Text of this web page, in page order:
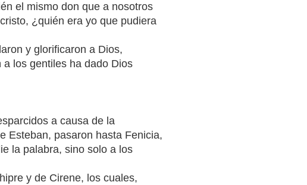
el mismo don que a nosotros
¿quién era yo que pudiera
y glorificaron a Dios,
a los gentiles ha dado Dios
a causa de la
Esteban, pasaron hasta Fenicia,
la palabra, sino solo a los
y de Cirene, los cuales,